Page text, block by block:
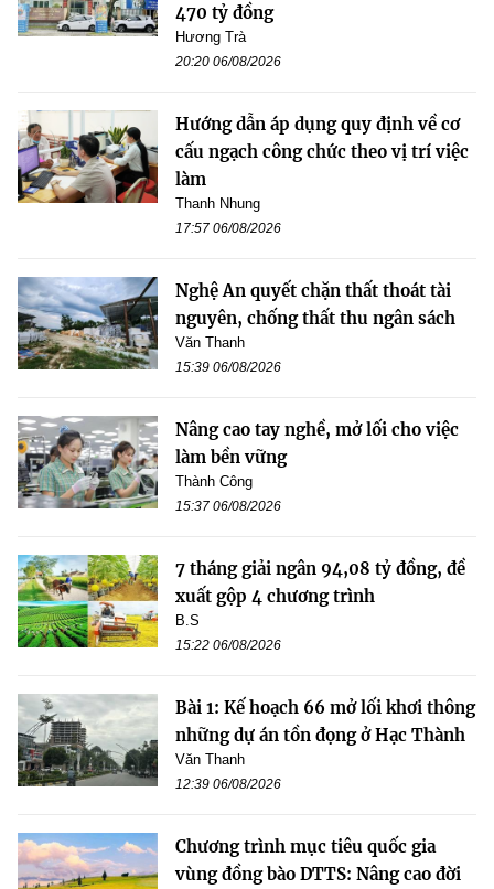
470 tỷ đồng
Hương Trà
20:20 06/08/2026
Hướng dẫn áp dụng quy định về cơ
cấu ngạch công chức theo vị trí việc
làm
Thanh Nhung
17:57 06/08/2026
Nghệ An quyết chặn thất thoát tài
nguyên, chống thất thu ngân sách
Văn Thanh
15:39 06/08/2026
Nâng cao tay nghề, mở lối cho việc
làm bền vững
Thành Công
15:37 06/08/2026
7 tháng giải ngân 94,08 tỷ đồng, đề
xuất gộp 4 chương trình
B.S
15:22 06/08/2026
Bài 1: Kế hoạch 66 mở lối khơi thông
những dự án tồn đọng ở Hạc Thành
Văn Thanh
12:39 06/08/2026
Chương trình mục tiêu quốc gia
vùng đồng bào DTTS: Nâng cao đời